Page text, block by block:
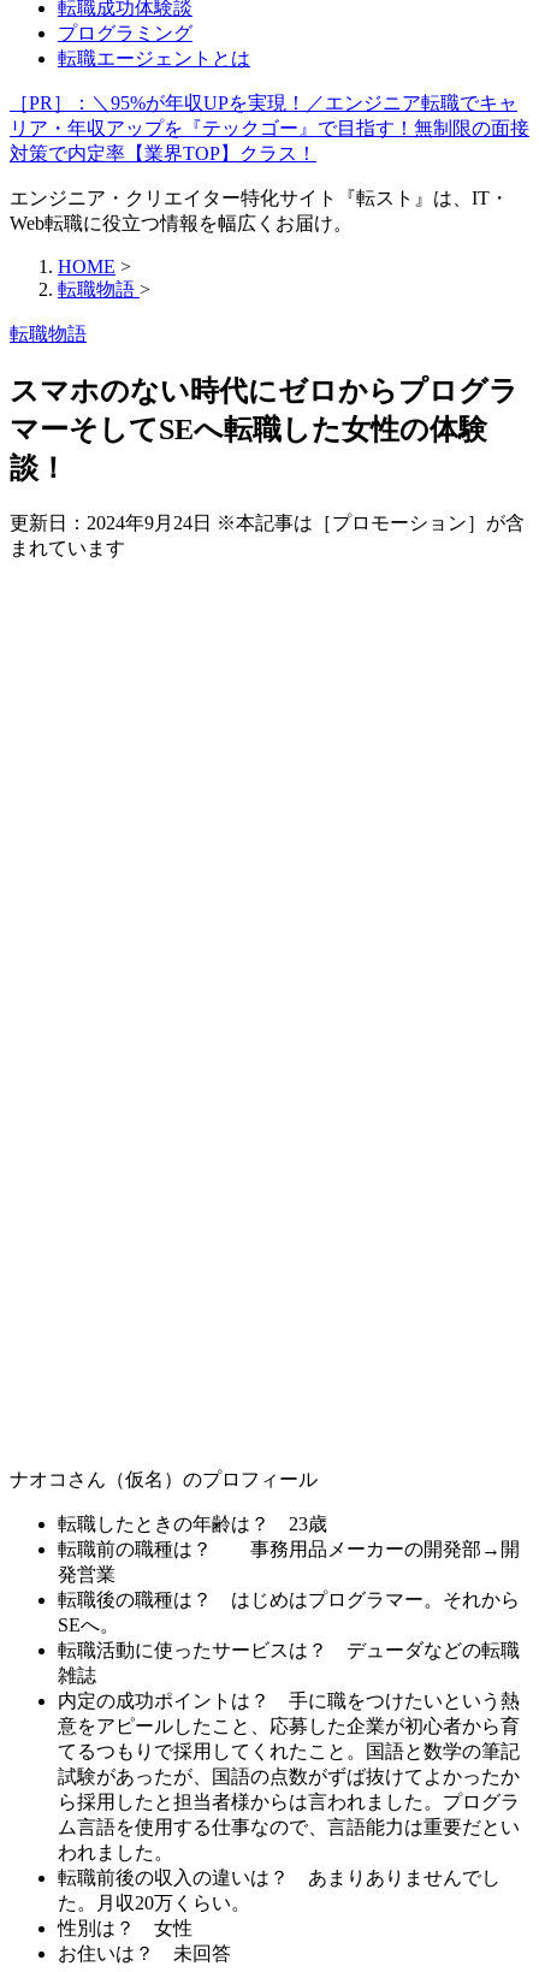
転職成功体験談
プログラミング
転職エージェントとは
［PR］：＼95%が年収UPを実現！／エンジニア転職でキャ
リア・年収アップを『テックゴー』で目指す！無制限の面接
対策で内定率【業界TOP】クラス！
エンジニア・クリエイター特化サイト『転スト』は、IT・
Web転職に役立つ情報を幅広くお届け。
HOME >
転職物語 >
転職物語
スマホのない時代にゼロからプログラ
マーそしてSEへ転職した女性の体験
談！
更新日： 2024年9月24日 ※本記事は［プロモーション］が含
まれています
ナオコさん（仮名）のプロフィール
転職したときの年齢は？ 23歳
転職前の職種は？
事務用品メーカーの開発部→開
発営業
転職後の職種は？ はじめはプログラマー。それから
SEへ。
転職活動に使ったサービスは？ デューダなどの転職
雑誌
内定の成功ポイントは？ 手に職をつけたいという熱
意をアピールしたこと、応募した企業が初心者から育
てるつもりで採用してくれたこと。国語と数学の筆記
試験があったが、国語の点数がずば抜けてよかったか
ら採用したと担当者様からは言われました。プログラ
ム言語を使用する仕事なので、言語能力は重要だとい
われました。
転職前後の収入の違いは？ あまりありませんでし
た。月収20万くらい。
性別は？ 女性
お住いは？ 未回答